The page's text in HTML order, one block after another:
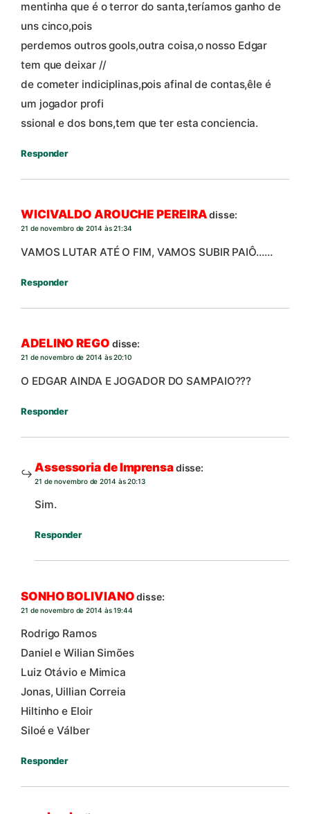
mentinha que é o terror do santa,teríamos ganho de
uns cinco,pois
perdemos outros gools,outra coisa,o nosso Edgar
tem que deixar //
de cometer indiciplinas,pois afinal de contas,êle é
um jogador profi
ssional e dos bons,tem que ter esta conciencia.
Responder
WICIVALDO AROUCHE PEREIRA disse:
21 de novembro de 2014 às 21:34
VAMOS LUTAR ATÉ O FIM, VAMOS SUBIR PAIÔ……
Responder
ADELINO REGO disse:
21 de novembro de 2014 às 20:10
O EDGAR AINDA E JOGADOR DO SAMPAIO???
Responder
Assessoria de Imprensadisse:
21 de novembro de 2014 às 20:13
Sim.
Responder
SONHO BOLIVIANO disse:
21 de novembro de 2014 às 19:44
Rodrigo Ramos
Daniel e Wilian Simões
Luiz Otávio e Mimica
Jonas, Uillian Correia
Hiltinho e Eloir
Siloé e Válber
Responder